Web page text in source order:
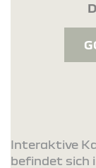
Interaktive
befindet sich